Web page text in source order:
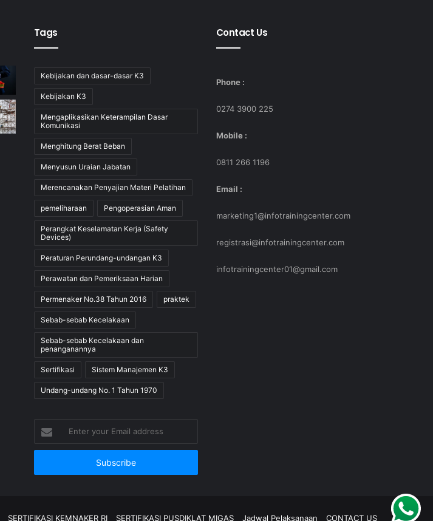
Tags
Kebijakan dan dasar-dasar K3
Kebijakan K3
Mengaplikasikan Keterampilan Dasar
Komunikasi
Menghitung Berat Beban
Menyusun Uraian Jabatan
Merencanakan Penyajian Materi Pelatihan
pemeliharaan Pengoperasian Aman
Perangkat Keselamatan Kerja (Safety
Devices)
Peraturan Perundang-undangan K3
Perawatan dan Pemeriksaan Harian
Permenaker No.38 Tahun 2016 praktek
Sebab-sebab Kecelakaan
Sebab-sebab Kecelakaan dan
penanganannya
Sertifikasi Sistem Manajemen K3
Undang-undang No. 1 Tahun 1970
your
Email
Contact Us
Phone :
0274 3900 225
Mobile :
0811 266 1196
Email :
marketing1@infotrainingcenter.com
registrasi@infotrainingcenter.com
infotrainingcenter01@gmail.com
SERTIFIKASI KEMNAKER RI SERTIFIKASI PUSDIKLAT MIGAS Jadwal Pelaksanaan CONTACT US